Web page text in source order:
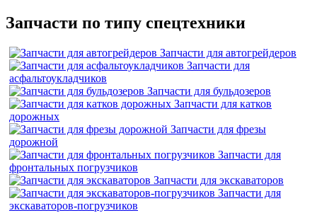
Запчасти по типу спецтехники
Запчасти для автогрейдеров
Запчасти для
асфальтоукладчиков
Запчасти для бульдозеров
Запчасти для катков
дорожных
Запчасти для фрезы
дорожной
Запчасти для
фронтальных погрузчиков
Запчасти для экскаваторов
Запчасти для
экскаваторов-погрузчиков